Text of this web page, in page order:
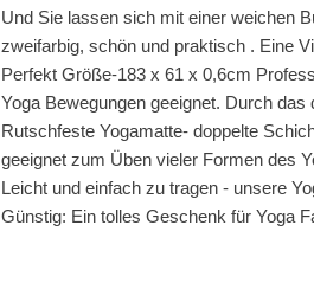
Und Sie lassen sich mit einer weichen
zweifarbig, schön und praktisch . Eine
Perfekt Größe-183 x 61 x 0,6cm
Yoga Bewegungen geeignet. Durch
Rutschfeste Yogamatte- doppelte
geeignet zum Üben vieler Formen des
Leicht und einfach zu tragen - unsere
Günstig: Ein tolles Geschenk für Yoga